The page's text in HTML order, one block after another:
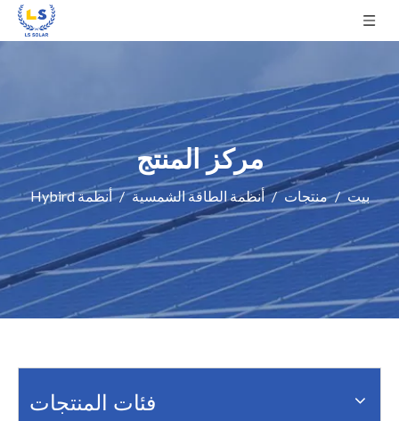
مركز المنتج
بيت / منتجات / أنظمة الطاقة الشمسية / أنظمة Hybird
فئات المنتجات